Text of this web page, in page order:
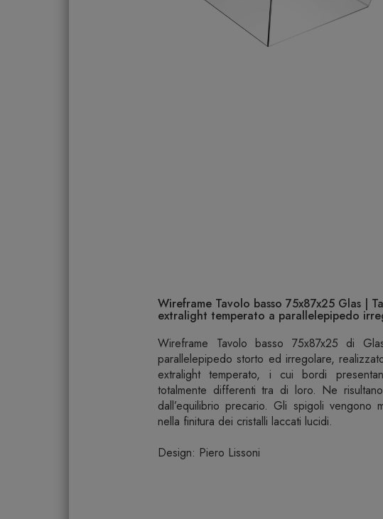
Wireframe Tavolo basso 75x87x25 Glas |
extralight temperato a parallelepipedo
Wireframe Tavolo basso 75x87x25 di
parallelepipedo storto ed irregolare,
extralight temperato, i cui bordi
totalmente differenti tra di loro. Ne
dall’equilibrio precario. Gli spigoli
nella finitura dei cristalli laccati lucidi.
Design: Piero Lissoni